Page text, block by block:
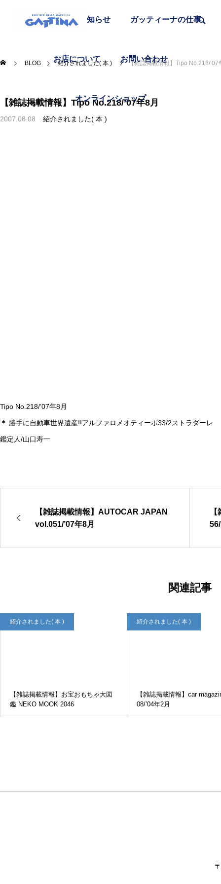
在庫車一覧 お知らせ ガッティーナの仕事
お店について お問い合わせ
オンラインショップ
おいしいものと日々のこと
紹介されました( 本 )
BLOG 紹介されました( 本 ) 【雑誌掲載情報】Tipo No.218/’07
【雑誌掲載情報】Tipo No.218/’07年8月
2007.08.08 紹介されました( 本 )
Tipo No.218/’07年8月
＊ 勝手に自動車世界遺産!!アルファロメオティーポ33/2ストラダーレ
鑑定人/山口寿一
【雑誌掲載情報】AUTOCAR JAPAN
vol.051/’07年8月
関連記事
紹介されました( 本 )
【雑誌掲載情報】お宝おもちゃ大図
鑑 NEKO MOOK 2046
紹介されました( 本 )
【雑誌掲載情報】car
08/’04年2月